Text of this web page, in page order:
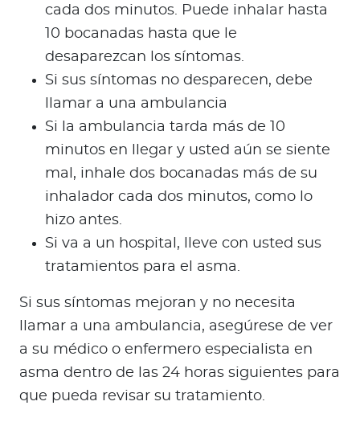
cada dos minutos. Puede inhalar hasta
10 bocanadas hasta que le
desaparezcan los síntomas.
Si sus síntomas no desparecen, debe
llamar a una ambulancia
Si la ambulancia tarda más de 10
minutos en llegar y usted aún se siente
mal, inhale dos bocanadas más de su
inhalador cada dos minutos, como lo
hizo antes.
Si va a un hospital, lleve con usted sus
tratamientos para el asma.
Si sus síntomas mejoran y no necesita
llamar a una ambulancia, asegúrese de ver
a su médico o enfermero especialista en
asma dentro de las 24 horas siguientes para
que pueda revisar su tratamiento.